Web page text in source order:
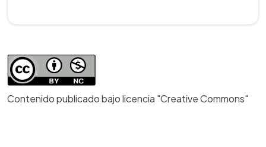
Contenido publicado bajo licencia "Creative Commons"